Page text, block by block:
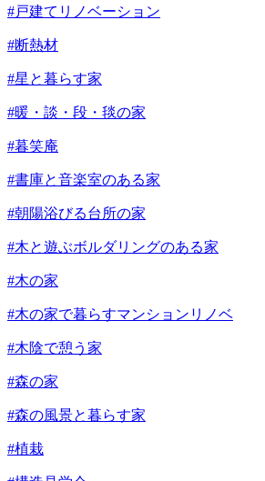
#戸建てリノベーション
#断熱材
#星と暮らす家
#暖・談・段・毯の家
#暮笑庵
#書庫と音楽室のある家
#朝陽浴びる台所の家
#木と遊ぶボルダリングのある家
#木の家
#木の家で暮らすマンションリノベ
#木陰で憩う家
#森の家
#森の風景と暮らす家
#植栽